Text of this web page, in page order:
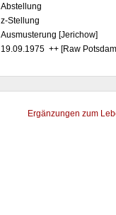
Abstellung
z-Stellung
Ausmusterung [Jerichow]
19.09.1975 ++ [Raw
Ergänzungen zum